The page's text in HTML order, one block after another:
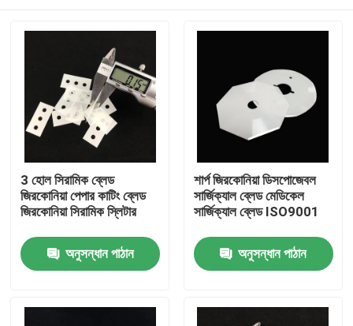
বাড়ি
3 হোল সিরামিক ব্লেড
জিরকোনিয়া পেপার কাটিং ব্লেড
জিরকোনিয়া সিরামিক স্লিটার
অনুসন্ধান পাঠান
শার্প জিরকোনিয়া ডিসপোজেবল
সার্জিক্যাল ব্লেড মেডিকেল
সার্জিক্যাল ব্লেড ISO9001
অনুসন্ধান পাঠান